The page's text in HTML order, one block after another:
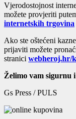
Vjerodostojnost
možete provjeriti
internetskih trgovina
Ako ste oštećeni
prijaviti možete
stranici webheroj.hr/
Želimo vam sigurnu
Gs Press / PULS